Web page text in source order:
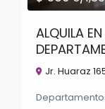
ALQUILA
Jr. Huaraz